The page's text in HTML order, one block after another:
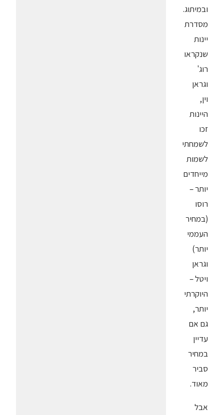
ובמיתוג.
מסדרת
יינות
שנקראו
רוג'
וגראן
וין,
היינות
זכו
לשמחתי
לשמות
מייחדים
יותר –
רוסו
(במחיר
העממי
יותר)
וגראן
ויטל –
היוקרתי
יותר,
גם אם
עדיין
במחיר
סביר
מאוד.
אבל